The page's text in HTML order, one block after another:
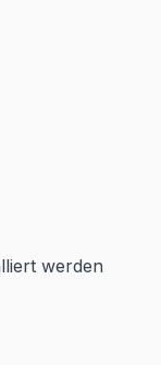
werden